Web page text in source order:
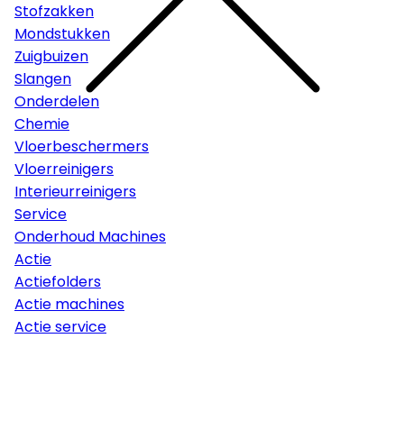
Stofzakken
Mondstukken
Zuigbuizen
Slangen
Onderdelen
Chemie
Vloerbeschermers
Vloerreinigers
Interieurreinigers
Service
Onderhoud Machines
Actie
Actiefolders
Actie machines
Actie service